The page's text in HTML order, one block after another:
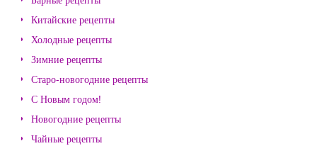
Китайские рецепты
Холодные рецепты
Зимние рецепты
Старо-новогодние рецепты
С Новым годом!
Новогодние рецепты
Чайные рецепты